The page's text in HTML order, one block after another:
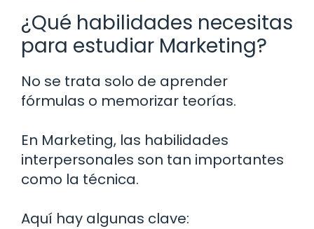
¿Qué habilidades necesitas
para estudiar Marketing?
No se trata solo de aprender
fórmulas o memorizar teorías.
En Marketing, las habilidades
interpersonales son tan importantes
como la técnica.
Aquí hay algunas clave: